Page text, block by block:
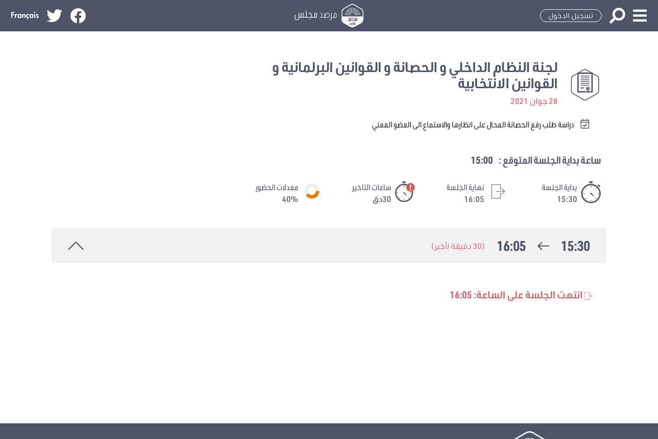
تسجيل الدخول مرصد مجلس
لجنة النظام الداخلي و الحصانة و القوانين البرلمانية و
القوانين الانتخابية
28 جوان 2021
دراسة طلب رفع الحصانة المحال على انظارها والاستماع الى العضو المعني
ساعة بداية الجلسة المتوقع : 15:00
بداية الجلسة
15:30
نهاية الجلسة
16:05
ساعات التاخير
30دق
معدلات الحضور
40%
15:30
16:05 (30 دقيقة تأخير)
انتهت الجلسة على الساعة: 16:05